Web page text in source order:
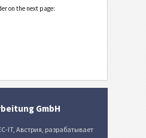
on the next page:
GmbH
IT, Австрия, разрабатывает